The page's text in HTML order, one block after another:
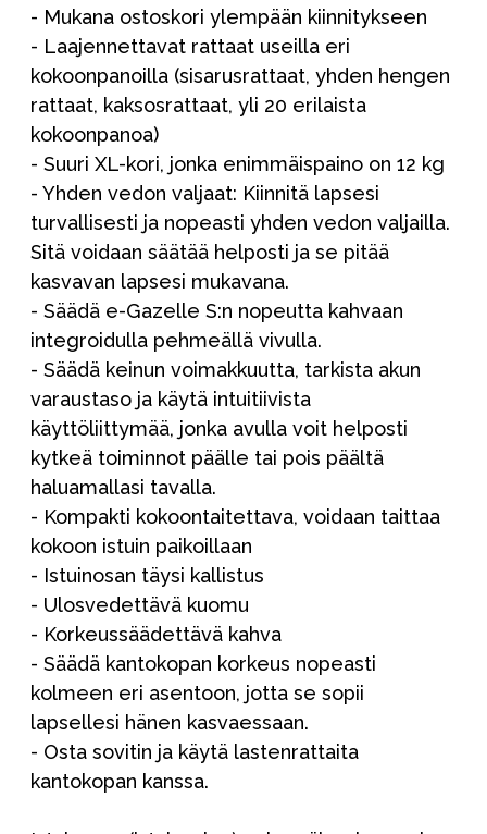
- Mukana ostoskori ylempään kiinnitykseen
- Laajennettavat rattaat useilla eri
kokoonpanoilla (sisarusrattaat, yhden hengen
rattaat, kaksosrattaat, yli 20 erilaista
kokoonpanoa)
- Suuri XL-kori, jonka enimmäispaino on 12 kg
- Yhden vedon valjaat: Kiinnitä lapsesi
turvallisesti ja nopeasti yhden vedon valjailla.
Sitä voidaan säätää helposti ja se pitää
kasvavan lapsesi mukavana.
- Säädä e-Gazelle S:n nopeutta kahvaan
integroidulla pehmeällä vivulla.
- Säädä keinun voimakkuutta, tarkista akun
varaustaso ja käytä intuitiivista
käyttöliittymää, jonka avulla voit helposti
kytkeä toiminnot päälle tai pois päältä
haluamallasi tavalla.
- Kompakti kokoontaitettava, voidaan taittaa
kokoon istuin paikoillaan
- Istuinosan täysi kallistus
- Ulosvedettävä kuomu
- Korkeussäädettävä kahva
- Säädä kantokopan korkeus nopeasti
kolmeen eri asentoon, jotta se sopii
lapsellesi hänen kasvaessaan.
- Osta sovitin ja käytä lastenrattaita
kantokopan kanssa.